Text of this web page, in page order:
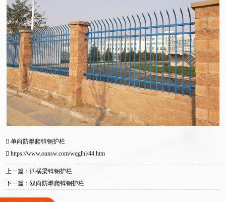
单向防攀爬锌钢护栏
https://www.ounsw.com/wqglhl/44.htm
上一篇：四横梁锌钢护栏
下一篇：双向防攀爬锌钢护栏